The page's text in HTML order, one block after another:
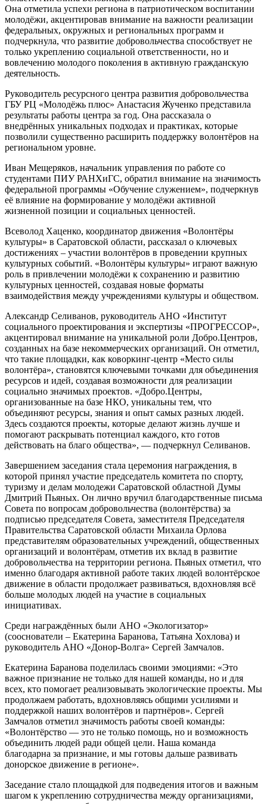
Она отметила успехи региона в патриотическом воспитании
молодёжи, акцентировав внимание на важности реализации
федеральных, окружных и региональных программ и
подчеркнула, что развитие добровольчества способствует не
только укреплению социальной ответственности, но и
вовлечению молодого поколения в активную гражданскую
деятельность.
Руководитель ресурсного центра развития добровольчества
ГБУ РЦ «Молодёжь плюс» Анастасия Жученко представила
результаты работы центра за год. Она рассказала о
внедрённых уникальных подходах и практиках, которые
позволили существенно расширить поддержку волонтёров на
региональном уровне.
Иван Мещеряков, начальник управления по работе со
студентами ПИУ РАНХиГС, обратил внимание на значимость
федеральной программы «Обучение служением», подчеркнув
её влияние на формирование у молодёжи активной
жизненной позиции и социальных ценностей.
Всеволод Хаценко, координатор движения «Волонтёры
культуры» в Саратовской области, рассказал о ключевых
достижениях – участии волонтёров в проведении крупных
культурных событий. «Волонтёры культуры» играют важную
роль в привлечении молодёжи к сохранению и развитию
культурных ценностей, создавая новые форматы
взаимодействия между учреждениями культуры и обществом.
Александр Селиванов, руководитель АНО «Институт
социального проектирования и экспертизы «ПРОГРЕССОР»,
акцентировал внимание на уникальной роли Добро.Центров,
созданных на базе некоммерческих организаций. Он отметил,
что такие площадки, как коворкинг-центр «Место силы
волонтёра», становятся ключевыми точками для объединения
ресурсов и идей, создавая возможности для реализации
социально значимых проектов. «Добро.Центры,
организованные на базе НКО, уникальны тем, что
объединяют ресурсы, знания и опыт самых разных людей.
Здесь создаются проекты, которые делают жизнь лучше и
помогают раскрывать потенциал каждого, кто готов
действовать на благо общества», — подчеркнул Селиванов.
Завершением заседания стала церемония награждения, в
которой принял участие председатель комитета по спорту,
туризму и делам молодежи Саратовской областной Думы
Дмитрий Пьяных. Он лично вручил благодарственные письма
Совета по вопросам добровольчества (волонтёрства) за
подписью председателя Совета, заместителя Председателя
Правительства Саратовской области Михаила Орлова
представителям образовательных учреждений, общественных
организаций и волонтёрам, отметив их вклад в развитие
добровольчества на территории региона. Пьяных отметил, что
именно благодаря активной работе таких людей волонтёрское
движение в области продолжает развиваться, вдохновляя всё
больше молодых людей на участие в социальных
инициативах.
Среди награждённых были АНО «Экологизатор»
(сооснователи – Екатерина Баранова, Татьяна Хохлова) и
руководитель АНО «Донор-Волга» Сергей Замчалов.
Екатерина Баранова поделилась своими эмоциями: «Это
важное признание не только для нашей команды, но и для
всех, кто помогает реализовывать экологические проекты. Мы
продолжаем работать, вдохновляясь общими усилиями и
поддержкой наших волонтёров и партнёров». Сергей
Замчалов отметил значимость работы своей команды:
«Волонтёрство — это не только помощь, но и возможность
объединить людей ради общей цели. Наша команда
благодарна за признание, и мы готовы дальше развивать
донорское движение в регионе».
Заседание стало площадкой для подведения итогов и важным
шагом к укреплению сотрудничества между организациями,